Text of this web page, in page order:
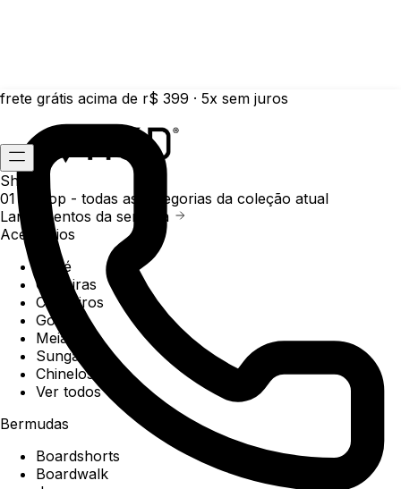
frete grátis acima de r$ 399 · 5x sem juros
Shop
01 /
Shop - todas as categorias da coleção atual
Lançamentos da semana
Acessórios
Boné
Carteiras
Chaveiros
Gorros
Meias
Sunga
Chinelos
Ver todos
Bermudas
Boardshorts
Boardwalk